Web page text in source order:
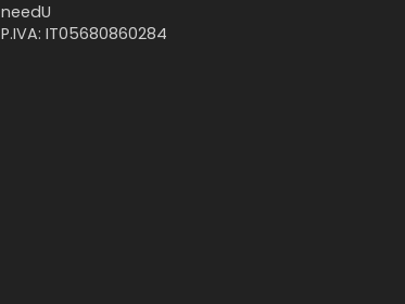
needU
P.IVA: IT05680860284